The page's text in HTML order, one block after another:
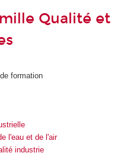
Qualité et
formation
l'eau et de l'air
industrie